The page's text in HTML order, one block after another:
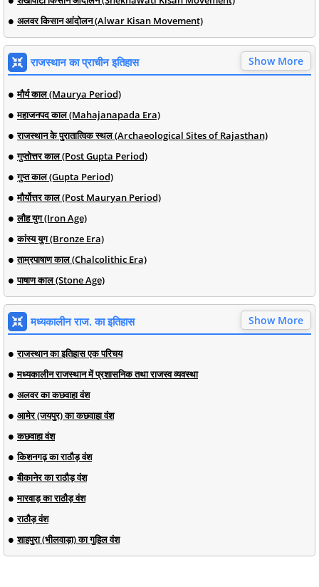
अलवर किसान आंदोलन (Alwar Kisan Movement)
राजस्थान का प्राचीन इतिहास Show More
मौर्य काल (Maurya Period)
महाजनपद काल (Mahajanapada Era)
राजस्थान के पुरातात्विक स्थल (Archaeological Sites of Rajasthan)
गुप्तोत्तर काल (Post Gupta Period)
गुप्त काल (Gupta Period)
मौर्योत्तर काल (Post Mauryan Period)
लौह युग (Iron Age)
कांस्य युग (Bronze Era)
ताम्रपाषाण काल (Chalcolithic Era)
पाषाण काल (Stone Age)
मध्यकालीन राज. का इतिहास Show More
राजस्थान का इतिहास एक परिचय
मध्यकालीन राजस्थान में प्रशासनिक तथा राजस्व व्यवस्था
अलवर का कछवाहा वंश
आमेर (जयपुर) का कछवाहा वंश
कछवाहा वंश
किशनगढ़ का राठौड़ वंश
बीकानेर का राठौड़ वंश
मारवाड़ का राठौड़ वंश
राठौड़ वंश
शाहपुरा (भीलवाड़ा) का गुहिल वंश